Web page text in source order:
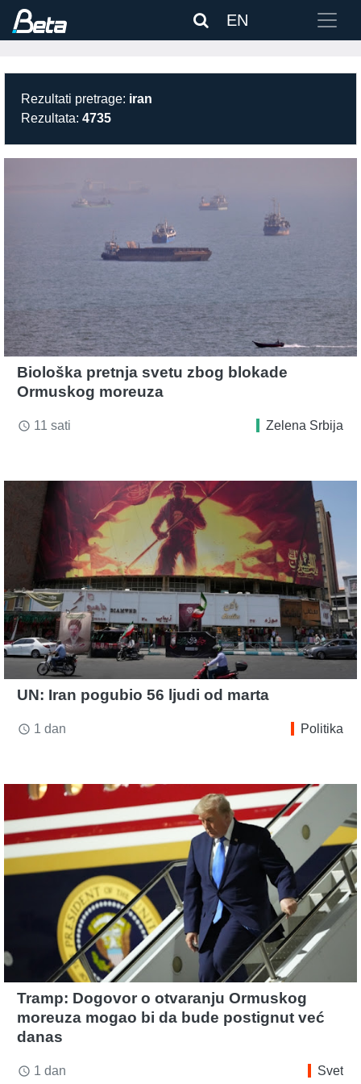
EN
Rezultati pretrage: iran
Rezultata: 4735
Biološka pretnja svetu zbog blokade
Ormuskog moreuza
access_time 11 sati Zelena Srbija
UN: Iran pogubio 56 ljudi od marta
access_time 1 dan Politika
Tramp: Dogovor o otvaranju Ormuskog
moreuza mogao bi da bude postignut već
danas
access_time 1 dan Svet